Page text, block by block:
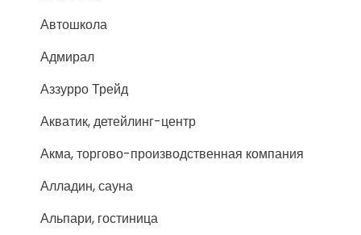
Автошкола
Адмирал
Аззурро Трейд
Акватик, детейлинг-центр
Акма, торгово-производственная компания
Алладин, сауна
Альпари, гостиница